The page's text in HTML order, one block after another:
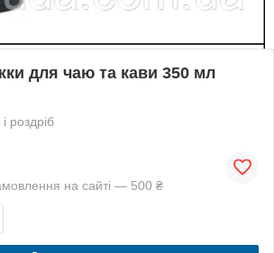
для чаю та кави 350 мл
роздріб
на сайті — 500 ₴